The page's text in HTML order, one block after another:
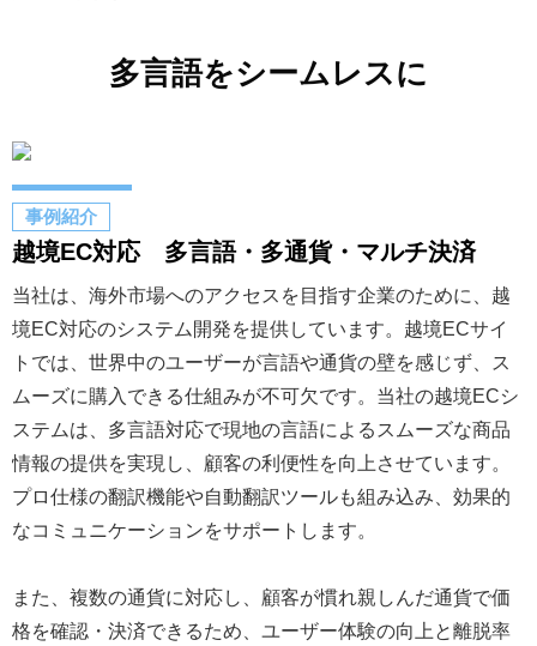
多言語をシームレスに
事例紹介
越境EC対応 多言語・多通貨・マルチ決済
当社は、海外市場へのアクセスを目指す企業のために、越
境EC対応のシステム開発を提供しています。越境ECサイ
トでは、世界中のユーザーが言語や通貨の壁を感じず、ス
ムーズに購入できる仕組みが不可欠です。当社の越境ECシ
ステムは、多言語対応で現地の言語によるスムーズな商品
情報の提供を実現し、顧客の利便性を向上させています。
プロ仕様の翻訳機能や自動翻訳ツールも組み込み、効果的
なコミュニケーションをサポートします。
また、複数の通貨に対応し、顧客が慣れ親しんだ通貨で価
格を確認・決済できるため、ユーザー体験の向上と離脱率